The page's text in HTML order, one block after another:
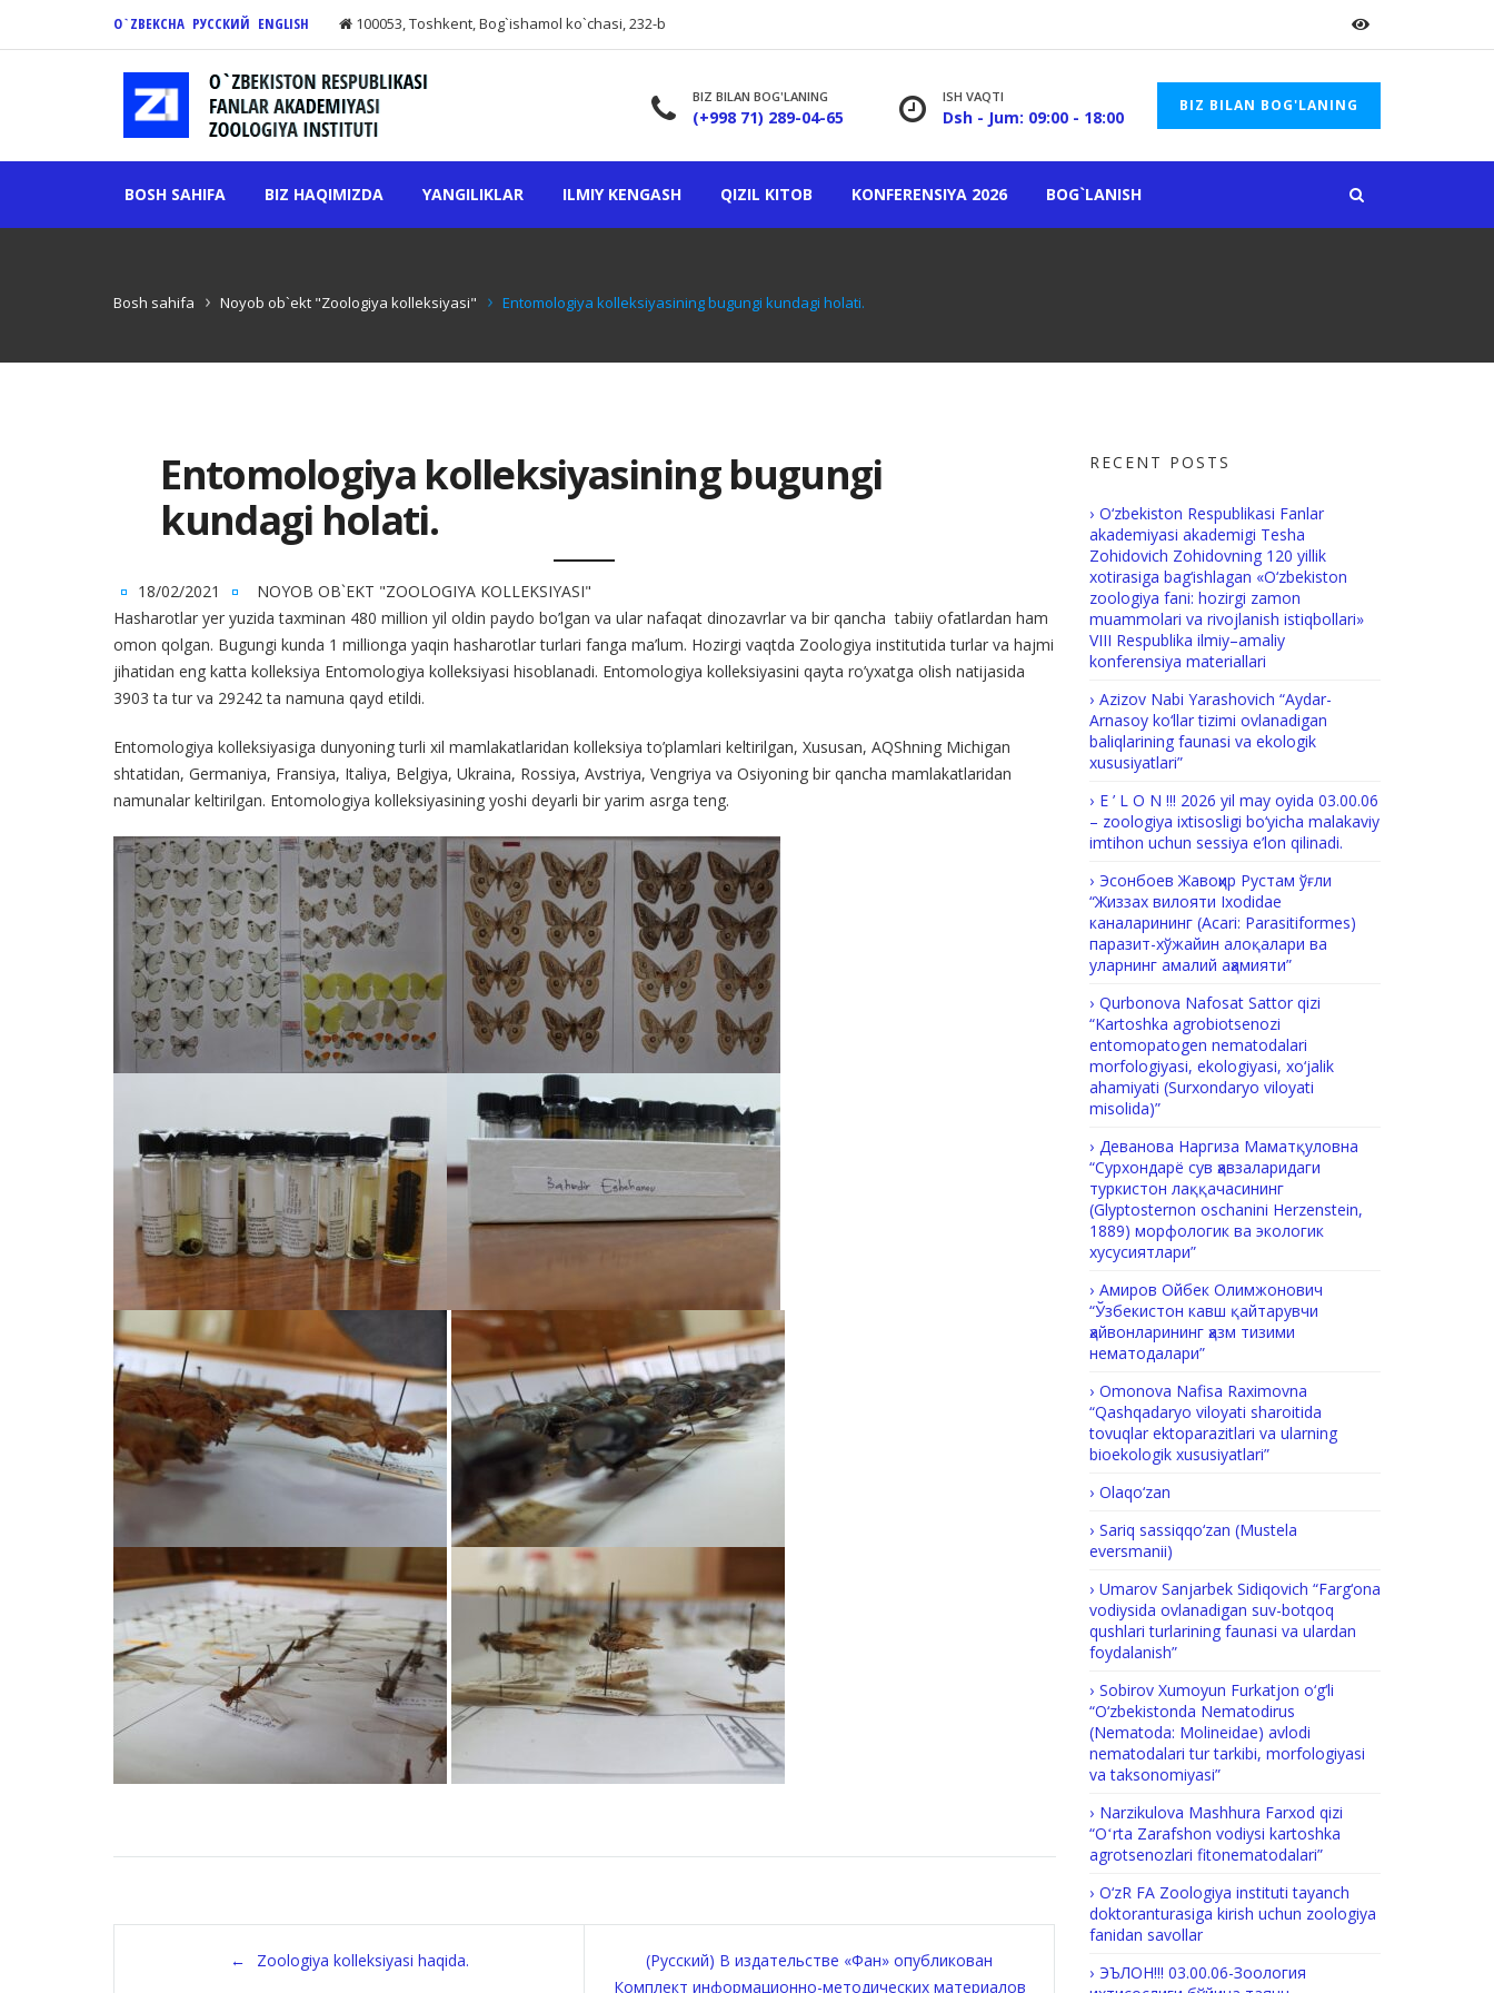
O`ZBEKCHA РУССКИЙ ENGLISH 100053, Toshkent, Bog`ishamol ko`chasi, 232-b
BIZ BILAN BOG'LANING
(+998 71) 289-04-65
ISH VAQTI
Dsh - Jum: 09:00 - 18:00
BIZ BILAN BOG'LANING
BOSH SAHIFA BIZ HAQIMIZDA YANGILIKLAR ILMIY KENGASH QIZIL KITOB KONFERENSIYA 2026 BOG`LANISH
Bosh sahifa Noyob ob`ekt "Zoologiya kolleksiyasi" Entomologiya kolleksiyasining bugungi kundagi holati.
Entomologiya kolleksiyasining bugungi
kundagi holati.
18/02/2021
NOYOB OB`EKT "ZOOLOGIYA KOLLEKSIYASI"
Hasharotlar yer yuzida taxminan 480 million yil oldin paydo bo’lgan va ular nafaqat dinozavrlar va bir qancha tabiiy ofatlardan ham
omon qolgan. Bugungi kunda 1 millionga yaqin hasharotlar turlari fanga ma’lum. Hozirgi vaqtda Zoologiya institutida turlar va hajmi
jihatidan eng katta kolleksiya Entomologiya kolleksiyasi hisoblanadi. Entomologiya kolleksiyasini qayta ro’yxatga olish natijasida
3903 ta tur va 29242 ta namuna qayd etildi.
Entomologiya kolleksiyasiga dunyoning turli xil mamlakatlaridan kolleksiya to’plamlari keltirilgan, Xususan, AQShning Michigan
shtatidan, Germaniya, Fransiya, Italiya, Belgiya, Ukraina, Rossiya, Avstriya, Vengriya va Osiyoning bir qancha mamlakatlaridan
namunalar keltirilgan. Entomologiya kolleksiyasining yoshi deyarli bir yarim asrga teng.
Zoologiya kolleksiyasi haqida.
(Русский) В издательстве «Фан» опубликован
Комплект информационно-методических материалов
RECENT POSTS
O‘zbekiston Respublikasi Fanlar
akademiyasi akademigi Tesha
Zohidovich Zohidovning 120 yillik
xotirasiga bag‘ishlagan «O‘zbekiston
zoologiya fani: hozirgi zamon
muammolari va rivojlanish istiqbollari»
VIII Respublika ilmiy–amaliy
konferensiya materiallari
Azizov Nabi Yarashovich “Aydar-
Arnasoy ko‘llar tizimi ovlanadigan
baliqlarining faunasi va ekologik
xususiyatlari”
E ’ L O N !!! 2026 yil may oyida 03.00.06
– zoologiya ixtisosligi bo‘yicha malakaviy
imtihon uchun sessiya e’lon qilinadi.
Эсонбоев Жавоҳир Рустам ўғли
“Жиззах вилояти Ixodidae
каналарининг (Acari: Parasitiformes)
паразит-хўжайин алоқалари ва
уларнинг амалий аҳамияти”
Qurbonova Nafosat Sattor qizi
“Kartoshka agrobiotsenozi
entomopatogen nematodalari
morfologiyasi, ekologiyasi, xo‘jalik
ahamiyati (Surxondaryo viloyati
misolida)”
Деванова Наргиза Маматқуловна
“Сурхондарё сув ҳавзаларидаги
туркистон лаққачасининг
(Glyptosternon oschanini Herzenstein,
1889) морфологик ва экологик
хусусиятлари”
Амиров Ойбек Олимжонович
“Ўзбекистон кавш қайтарувчи
ҳайвонларининг ҳазм тизими
нематодалари”
Omonova Nafisa Raximovna
“Qashqadaryo viloyati sharoitida
tovuqlar ektoparazitlari va ularning
bioekologik xususiyatlari”
Olaqo‘zan
Sariq sassiqqo‘zan (Mustela
eversmanii)
Umarov Sanjarbek Sidiqovich “Farg‘ona
vodiysida ovlanadigan suv-botqoq
qushlari turlarining faunasi va ulardan
foydalanish”
Sobirov Xumoyun Furkatjon o‘g‘li
“O‘zbekistonda Nematodirus
(Nematoda: Molineidae) avlodi
nematodalari tur tarkibi, morfologiyasi
va taksonomiyasi”
Nаrzikulova Маshhurа Fаrхоd qizi
“Oʻrta Zarafshon vodiysi kartoshka
agrotsenozlari fitonematodalari”
O‘zR FA Zoologiya instituti tayanch
doktoranturasiga kirish uchun zoologiya
fanidan savollar
ЭЪЛОН!!! 03.00.06-Зоология